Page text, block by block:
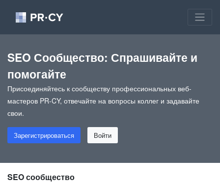
SEO Сообщество: Спрашивайте и
помогайте
Присоединяйтесь к сообществу профессиональных веб-
мастеров PR-CY, отвечайте на вопросы коллег и задавайте
свои.
Зарегистрироваться Войти
SEO сообщество